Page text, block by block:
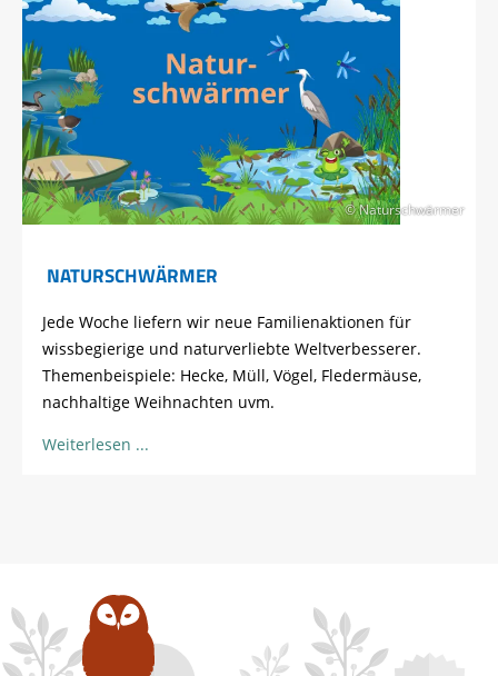
© Naturschwärmer
NATURSCHWÄRMER
Jede Woche liefern wir neue Familienaktionen für
wissbegierige und naturverliebte Weltverbesserer.
Themenbeispiele: Hecke, Müll, Vögel, Fledermäuse,
nachhaltige Weihnachten uvm.
Weiterlesen